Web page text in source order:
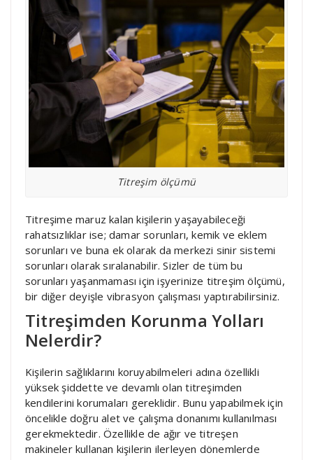
Titreşim ölçümü
Titreşime maruz kalan kişilerin yaşayabileceği
rahatsızlıklar ise; damar sorunları, kemik ve eklem
sorunları ve buna ek olarak da merkezi sinir sistemi
sorunları olarak sıralanabilir. Sizler de tüm bu
sorunları yaşanmaması için işyerinize titreşim ölçümü,
bir diğer deyişle vibrasyon çalışması yaptırabilirsiniz.
Titreşimden Korunma Yolları
Nelerdir?
Kişilerin sağlıklarını koruyabilmeleri adına özellikli
yüksek şiddette ve devamlı olan titreşimden
kendilerini korumaları gereklidir. Bunu yapabilmek için
öncelikle doğru alet ve çalışma donanımı kullanılması
gerekmektedir. Özellikle de ağır ve titreşen
makineler kullanan kişilerin ilerleyen dönemlerde